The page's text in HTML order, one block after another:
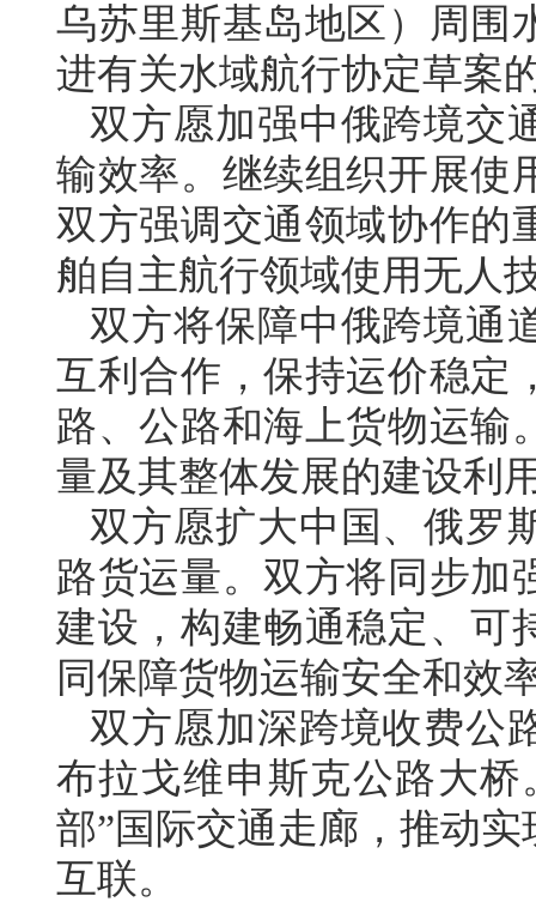
乌苏里斯基岛地区）周围
进有关水域航行协定草案
双方愿加强中俄跨境交
输效率。继续组织开展使
双方强调交通领域协作的
舶自主航行领域使用无人
双方将保障中俄跨境通
互利合作，保持运价稳定
路、公路和海上货物运输
量及其整体发展的建设利
双方愿扩大中国、俄罗
路货运量。双方将同步加
建设，构建畅通稳定、可
同保障货物运输安全和效
双方愿加深跨境收费公
布拉戈维申斯克公路大
部”国际交通走廊，推动
互联。